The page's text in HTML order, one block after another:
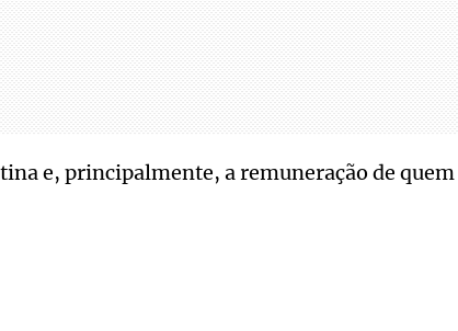
e, principalmente, a remuneração de quem